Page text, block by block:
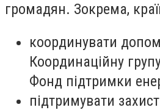
громадян. Зокрема,
координувати
Координаційну
Фонд підтримки
підтримувати